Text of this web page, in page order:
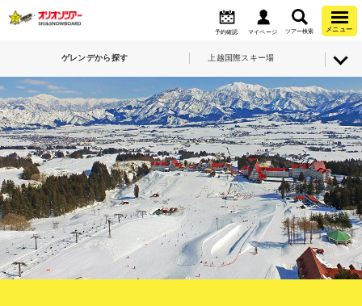
予約確認 マイページ ツアー検索 メニュー
ゲレンデから探す 上越国際スキー場